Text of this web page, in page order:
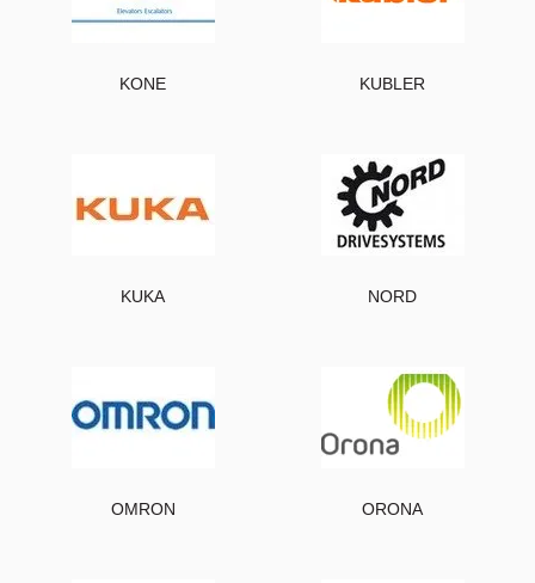
KONE KUBLER
KUKA NORD
OMRON ORONA